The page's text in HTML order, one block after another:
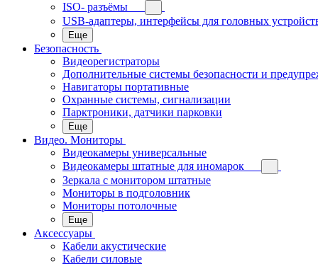
ISO- разъёмы
USB-адаптеры, интерфейсы для головных
Еще
Безопасность
Видеорегистраторы
Дополнительные системы безопасности и
Навигаторы портативные
Охранные системы, сигнализации
Парктроники, датчики парковки
Еще
Видео. Мониторы
Видеокамеры универсальные
Видеокамеры штатные для иномарок
Зеркала с монитором штатные
Мониторы в подголовник
Мониторы потолочные
Еще
Аксессуары
Кабели акустические
Кабели силовые